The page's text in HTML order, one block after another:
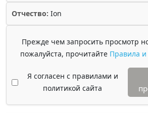
Отчество: Ion
Прежде чем запросить просмотр
пожалуйста, прочитайте Правила и
Я согласен с правилами и
политикой сайта